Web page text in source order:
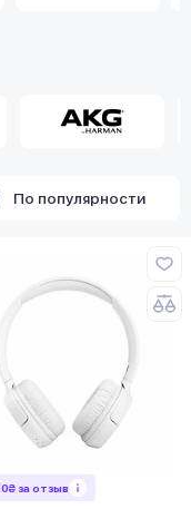
По популярности
за отзыв